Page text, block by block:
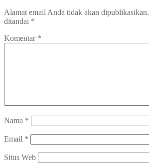
Alamat email Anda tidak akan dipublikasikan.
ditandai *
Komentar *
Nama *
Email *
Situs Web